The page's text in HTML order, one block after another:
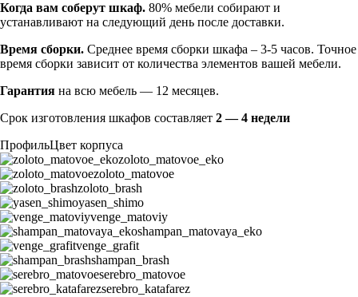
Когда вам соберут шкаф. 80% мебели собирают и
устанавливают на следующий день после доставки.
Время сборки. Среднее время сборки шкафа – 3-5 часов. Точное
время сборки зависит от количества элементов вашей мебели.
Гарантия на всю мебель — 12 месяцев.
Срок изготовления шкафов составляет 2 — 4 недели
ПрофильЦвет корпуса
zoloto_matovoe_eko
zoloto_matovoe
zoloto_brash
yasen_shimo
venge_matoviy
shampan_matovaya_eko
venge_grafit
shampan_brash
serebro_matovoe
serebro_katafarez